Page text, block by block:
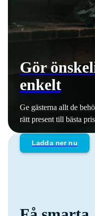
Gör
enkelt
Ge gästerna allt de
rätt present till bästa
Ladda ner nu